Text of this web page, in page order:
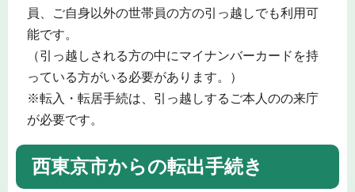
員、ご自身以外の世帯員の方の引っ越しでも利用可
能です。
（引っ越しされる方の中にマイナンバーカードを持
っている方がいる必要があります。）
※転入・転居手続は、引っ越しするご本人のの来庁
が必要です。
西東京市からの転出手続き